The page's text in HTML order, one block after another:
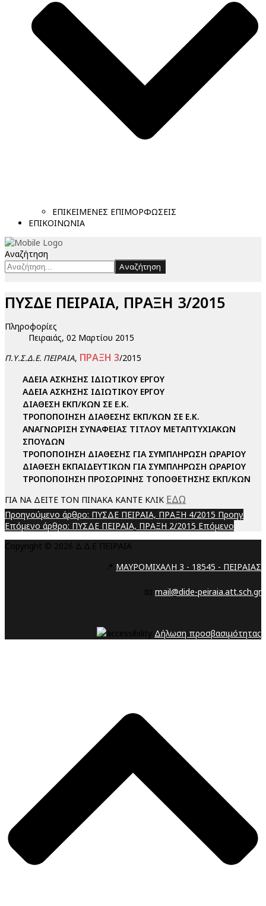
ΕΠΙΚΕΙΜΕΝΕΣ ΕΠΙΜΟΡΦΩΣΕΙΣ
ΕΠΙΚΟΙΝΩΝΙΑ
Αναζήτηση
Αναζήτηση
ΠΥΣΔΕ ΠΕΙΡΑΙΑ, ΠΡΑΞΗ 3/2015
Πληροφορίες
Πειραιάς, 02 Μαρτίου 2015
Π.Υ.Σ.Δ.Ε. ΠΕΙΡΑΙΑ, ΠΡΑΞΗ 3/2015
ΑΔΕΙΑ ΑΣΚΗΣΗΣ ΙΔΙΩΤΙΚΟΥ ΕΡΓΟΥ
ΑΔΕΙΑ ΑΣΚΗΣΗΣ ΙΔΙΩΤΙΚΟΥ ΕΡΓΟΥ
ΔΙΑΘΕΣΗ ΕΚΠ/ΚΩΝ ΣΕ Ε.Κ.
ΤΡΟΠΟΠΟΙΗΣΗ ΔΙΑΘΕΣΗΣ ΕΚΠ/ΚΩΝ ΣΕ Ε.Κ.
ΑΝΑΓΝΩΡΙΣΗ ΣΥΝΑΦΕΙΑΣ ΤΙΤΛΟΥ ΜΕΤΑΠΤΥΧΙΑΚΩΝ
ΣΠΟΥΔΩΝ
ΤΡΟΠΟΠΟΙΗΣΗ ΔΙΑΘΕΣΗΣ ΓΙΑ ΣΥΜΠΛΗΡΩΣΗ ΩΡΑΡΙΟΥ
ΔΙΑΘΕΣΗ ΕΚΠΑΙΔΕΥΤΙΚΩΝ ΓΙΑ ΣΥΜΠΛΗΡΩΣΗ ΩΡΑΡΙΟΥ
ΤΡΟΠΟΠΟΙΗΣΗ ΠΡΟΣΩΡΙΝΗΣ ΤΟΠΟΘΕΤΗΣΗΣ ΕΚΠ/ΚΩΝ
ΓΙΑ ΝΑ ΔΕΙΤΕ ΤΟΝ ΠΙΝΑΚΑ ΚΑΝΤΕ ΚΛΙΚ ΕΔΩ
Προηγούμενο άρθρο: ΠΥΣΔΕ ΠΕΙΡΑΙΑ, ΠΡΑΞΗ 4/2015 Προηγ
Επόμενο άρθρο: ΠΥΣΔΕ ΠΕΙΡΑΙΑ, ΠΡΑΞΗ 2/2015 Επόμενο
Copyright © 2026 Δ.Δ.Ε ΠΕΙΡΑΙΑ
📍 ΜΑΥΡΟΜΙΧΑΛΗ 3 - 18545 - ΠΕΙΡΑΙΑΣ
📧 mail@dide-peiraia.att.sch.gr
Δήλωση προσβασιμότητας